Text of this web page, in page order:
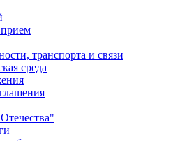
транспорта и связи
среда